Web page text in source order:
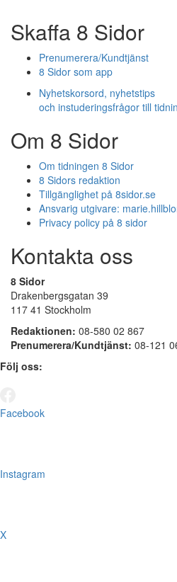
Skaffa 8 Sidor
Prenumerera/Kundtjänst
8 Sidor som app
Nyhetskorsord, nyhetstips
och instuderingsfrågor till
Om 8 Sidor
Om tidningen 8 Sidor
8 Sidors redaktion
Tillgänglighet på 8sidor.se
Ansvarig utgivare:
Privacy policy på 8 sidor
Kontakta oss
8 Sidor
Drakenbergsgatan 39
117 41 Stockholm
Redaktionen: 08-580 02 867
Prenumerera/Kundtjänst: 08-121
Följ oss:
Facebook
Instagram
X